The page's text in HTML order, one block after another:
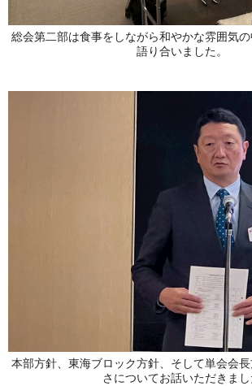
総会第二部は食事をしながら和やかな雰囲気
語り合いました。
本部方針、東海ブロック方針、そして単会会
さについてお話いただきまし